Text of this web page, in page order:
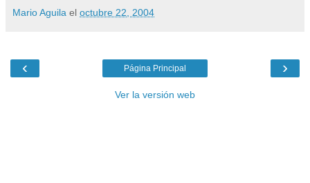
Mario Aguila el octubre 22, 2004
‹ ›
Página Principal
Ver la versión web